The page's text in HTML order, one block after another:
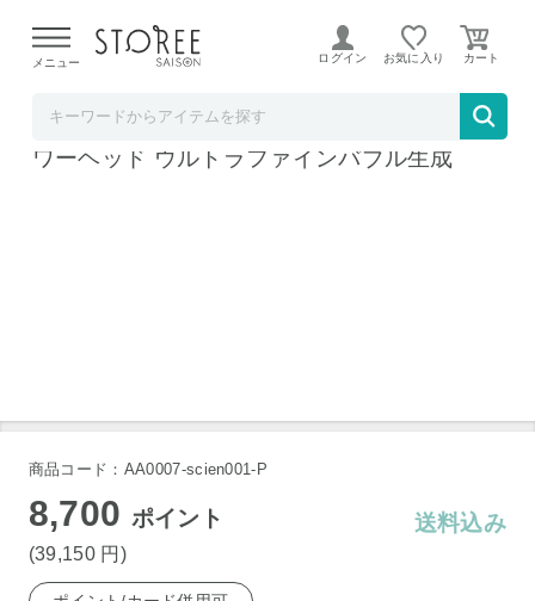
よる配送遅延が発生しております。
メニュー ログイン お気に入り
サイエンス ミラブル plus 5年保証付き シャ
ワーヘッド ウルトラファインバブル生成
商品コード：AA0007-scien001-P
8,700 ポイント
(39,150 円 )
送料込み